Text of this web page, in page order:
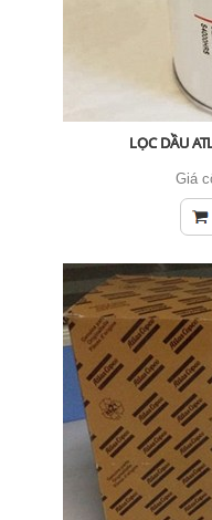
LỌC DẦU
Giá